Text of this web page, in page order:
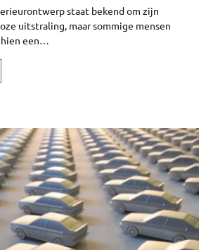
staat bekend om zijn
uitstraling, maar sommige mensen
een…